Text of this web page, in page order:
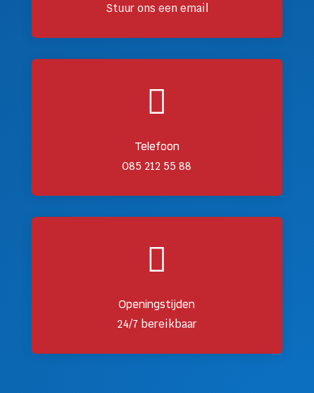
Stuur ons een email

Telefoon
085 212 55 88

Openingstijden
24/7 bereikbaar